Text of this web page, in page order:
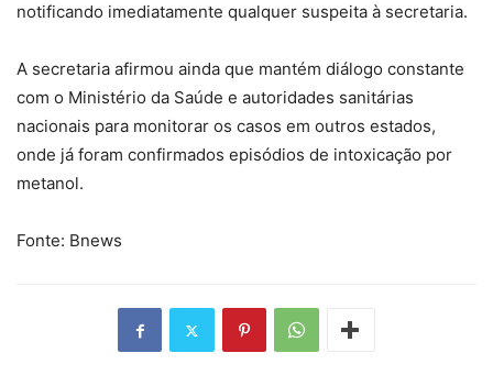
notificando imediatamente qualquer suspeita à secretaria.
A secretaria afirmou ainda que mantém diálogo constante
com o Ministério da Saúde e autoridades sanitárias
nacionais para monitorar os casos em outros estados,
onde já foram confirmados episódios de intoxicação por
metanol.
Fonte: Bnews